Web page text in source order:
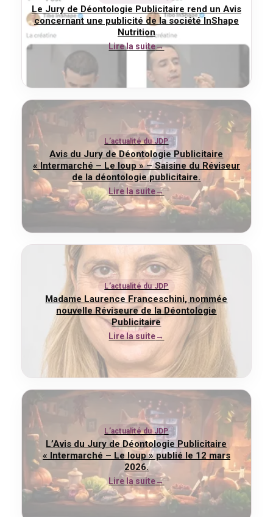
Le Jury de Déontologie Publicitaire rend un Avis
concernant une publicité de la société InShape
Nutrition
Lire la suite
L’actualité du JDP
Avis du Jury de Déontologie Publicitaire
« Intermarché – Le loup » – Saisine du Réviseur
de la déontologie publicitaire.
Lire la suite
L’actualité du JDP
Madame Laurence Franceschini, nommée
nouvelle Réviseure de la Déontologie
Publicitaire
Lire la suite
L’actualité du JDP
L’Avis du Jury de Déontologie Publicitaire
« Intermarché – Le loup » publié le 12 mars
2026.
Lire la suite